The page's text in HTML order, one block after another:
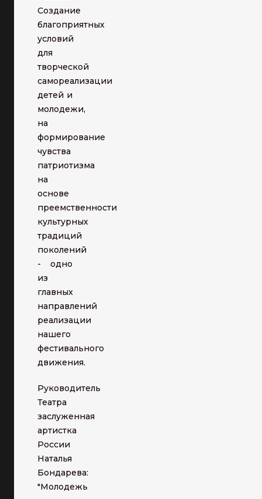
Создание
благоприятных
условий
для
творческой
самореализации
детей и
молодежи,
на
формирование
чувства
патриотизма
на
основе
преемственности
культурных
традиций
поколений
- одно
из
главных
направлений
реализации
нашего
фестивального
движения.
Руководитель
Театра
заслуженная
артистка
России
Наталья
Бондарева:
"Молодежь